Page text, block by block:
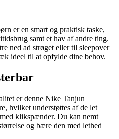
er en smart og praktisk taske,
samt et hav af andre ting.
ned ad strøget eller til sleepover
ideel til at opfylde dine behov.
er denne Nike Tanjun
hvilket understøttes af de let
klikspænder. Du kan nemt
og bære den med lethed